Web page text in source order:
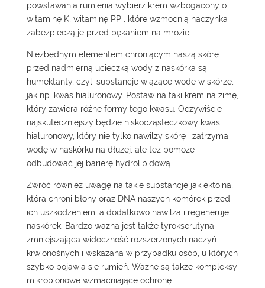
powstawania rumienia wybierz krem wzbogacony o
witaminę K, witaminę PP , które wzmocnią naczynka i
zabezpieczą je przed pękaniem na mrozie.
Niezbędnym elementem chroniącym naszą skórę
przed nadmierną ucieczką wody z naskórka są
humektanty, czyli substancje wiążące wodę w skórze,
jak np. kwas hialuronowy. Postaw na taki krem na zimę,
który zawiera różne formy tego kwasu. Oczywiście
najskuteczniejszy będzie niskocząsteczkowy kwas
hialuronowy, który nie tylko nawilży skórę i zatrzyma
wodę w naskórku na dłużej, ale też pomoże
odbudować jej barierę hydrolipidową.
Zwróć również uwagę na takie substancje jak ektoina,
która chroni błony oraz DNA naszych komórek przed
ich uszkodzeniem, a dodatkowo nawilża i regeneruje
naskórek. Bardzo ważna jest także tyrokserutyna
zmniejszająca widoczność rozszerzonych naczyń
krwionośnych i wskazana w przypadku osób, u których
szybko pojawia się rumień. Ważne są także kompleksy
mikrobionowe wzmacniające ochronę